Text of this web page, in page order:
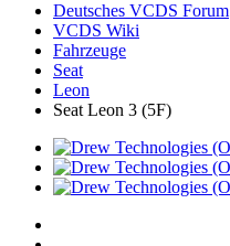
Deutsches VCDS Forum
VCDS Wiki
Fahrzeuge
Seat
Leon
Seat Leon 3 (5F)